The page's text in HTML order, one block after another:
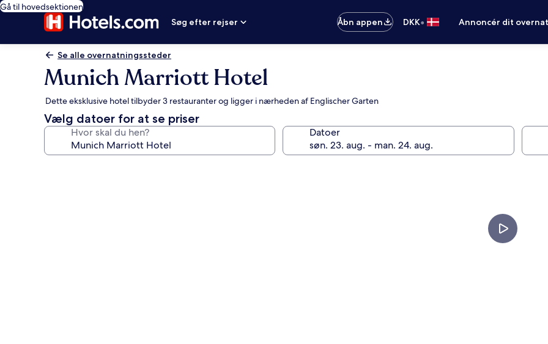
Gå til hovedsektionen
Søg efter rejser
Åbn appen DKK• Annoncér dit
Se alle overnatningssteder
Munich Marriott Hotel
Dette eksklusive hotel tilbyder 3 restauranter og ligger i nærheden af Englischer Garten
Vælg datoer for at se priser
Hvor skal du hen? Datoer